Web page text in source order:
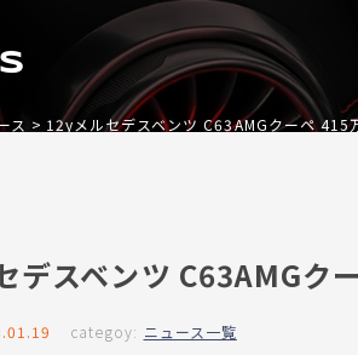
ス 12yメルセデスベンツ C63AMGクーペ 415
デスベンツ C63AMGク
categoy: ニュース一覧